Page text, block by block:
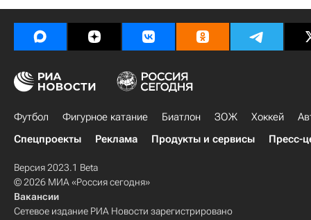
Футбол Фигурное катание Биатлон ЗОЖ Хоккей
Спецпроекты
Реклама Продукты и сервисы Пресс-
Версия 2023.1 Beta
© 2026 МИА «Россия сегодня»
Вакансии
Сетевое издание РИА Новости зарегистрировано